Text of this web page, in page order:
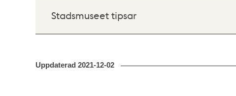
Stadsmuseet tipsar
Uppdaterad 2021-12-02